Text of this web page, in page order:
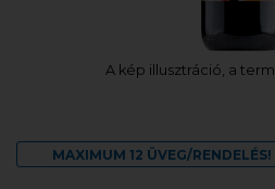
A kép illusztráció, a
MAXIMUM 12 ÜVEG/